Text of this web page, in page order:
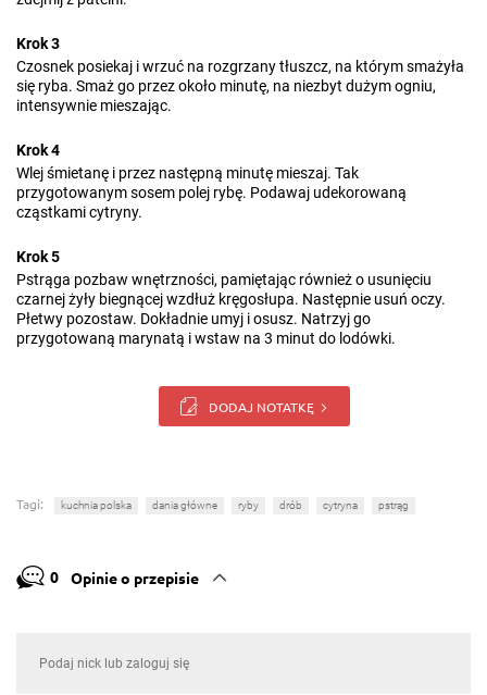
Krok 3
Czosnek posiekaj i wrzuć na rozgrzany tłuszcz, na którym smażyła
się ryba. Smaż go przez około minutę, na niezbyt dużym ogniu,
intensywnie mieszając.
Krok 4
Wlej śmietanę i przez następną minutę mieszaj. Tak
przygotowanym sosem polej rybę. Podawaj udekorowaną
cząstkami cytryny.
Krok 5
Pstrąga pozbaw wnętrzności, pamiętając również o usunięciu
czarnej żyły biegnącej wzdłuż kręgosłupa. Następnie usuń oczy.
Płetwy pozostaw. Dokładnie umyj i osusz. Natrzyj go
przygotowaną marynatą i wstaw na 3 minut do lodówki.
DODAJ NOTATKĘ
Tagi: kuchnia polska dania główne ryby drób cytryna pstrąg
0 Opinie o przepisie